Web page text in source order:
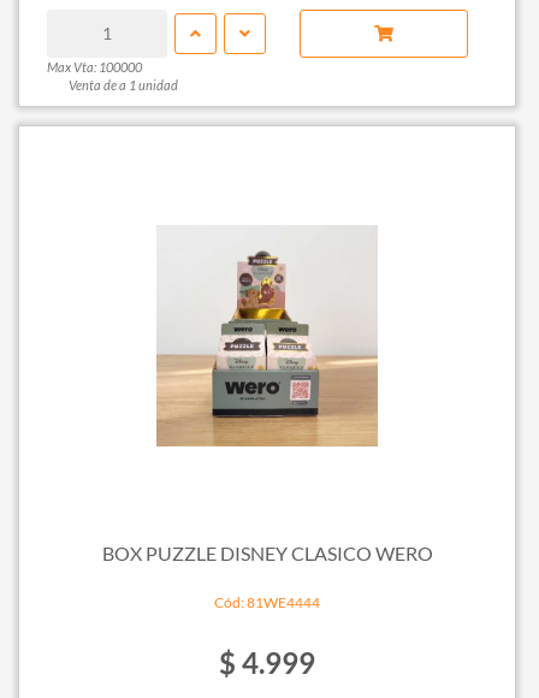
Max Vta: 100000
Venta de a 1 unidad
BOX PUZZLE DISNEY CLASICO WERO
Cód: 81WE4444
$ 4.999